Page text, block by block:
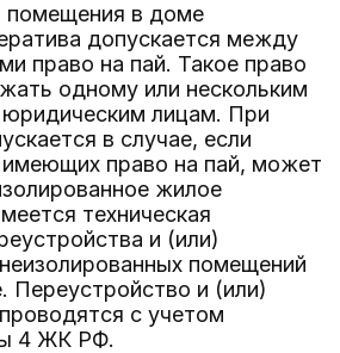
помещения в доме
допускается между
право на пай. Такое право
одному или нескольким
лицам. При
в случае, если
право на пай, может
жилое
техническая
и (или)
помещений
Переустройство и (или)
с учетом
4 ЖК РФ.